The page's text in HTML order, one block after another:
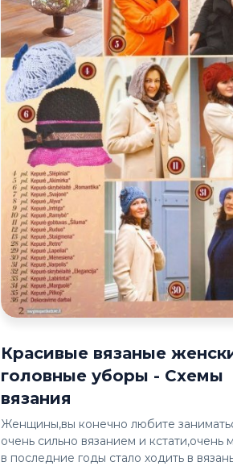
Красивые вязаные женские
головные уборы - Схемы
вязания
Женщины,вы конечно любите заниматься
очень сильно вязанием и кстати,очень
в последние годы стало ходить в